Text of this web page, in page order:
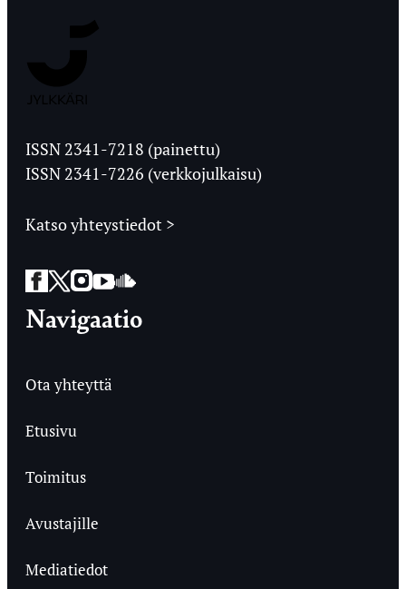
Ylioppilaslehti
ISSN 2341-7218 (painettu)
ISSN 2341-7226 (verkkojulkaisu)
Katso yhteystiedot >
Facebook
Twitter
Instagram
YouTube
SoundCloud
Navigaatio
Ota yhteyttä
Etusivu
Toimitus
Avustajille
Mediatiedot